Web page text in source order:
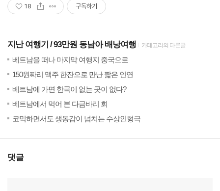
18 구독하기
지난 여행기 93만원 동남아 배낭여행 카테고리의 다른글
베트남을 떠나 마지막 여행지 중국으로
150원짜리 맥주 한잔으로 만난 짧은 인연
베트남에 가면 한국이 없는 곳이 없다?
베트남에서 먹어 본 다금바리 회
코믹하면서도 생동감이 넘치는 수상인형극
댓글